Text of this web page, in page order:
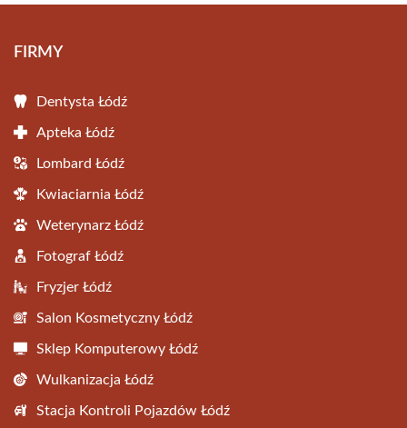
FIRMY
Dentysta Łódź
Apteka Łódź
Lombard Łódź
Kwiaciarnia Łódź
Weterynarz Łódź
Fotograf Łódź
Fryzjer Łódź
Salon Kosmetyczny Łódź
Sklep Komputerowy Łódź
Wulkanizacja Łódź
Stacja Kontroli Pojazdów Łódź